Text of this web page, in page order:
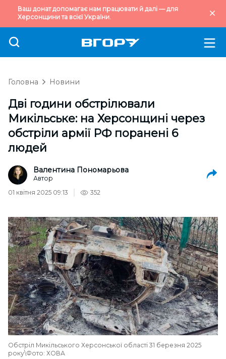
Ваш донат допомагає нам працювати й далі — для
Херсонщини та всієї України.
Головна Новини
Дві години обстрілювали
Микільське: на Херсонщині через
обстріли армії РФ поранені 6
людей
Валентина Пономарьова
Автор
01 квітня 2025 09:13
352
Обстріл Микільського Херсонської області 31 березня 2025
року\Фото: ХОВА